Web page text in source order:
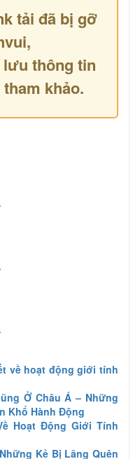
tải đã bị gỡ
thông tin
khảo.
về hoạt động giới tính
Ở Châu Á – Những
Khổ Hành Động
Hoạt Động Giới Tính
Kẻ Bị Lãng Quên